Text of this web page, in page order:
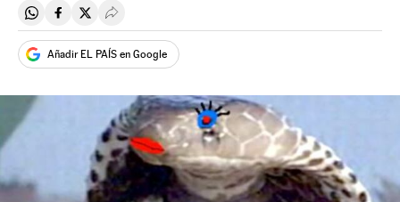
Compartir en Whatsapp
Compartir en Facebook
Compartir en Twitter
Desplegar Redes Sociales
Añadir EL PAÍS en Google